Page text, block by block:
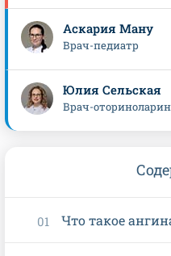
Аскария Ману
Врач-педиатр
Юлия Сельская
Врач-
Что такое